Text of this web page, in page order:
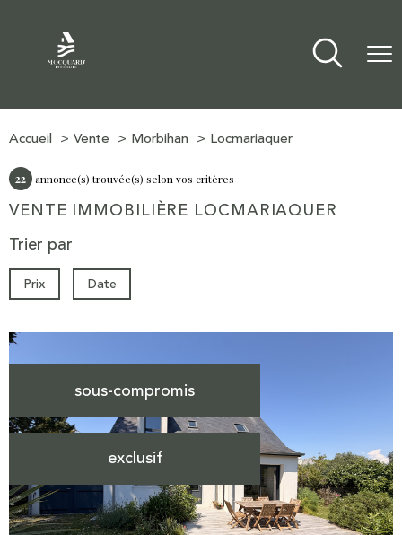
Accueil Vente Morbihan Locmariaquer
22 annonce(s) trouvée(s) selon vos critères
VENTE IMMOBILIÈRE LOCMARIAQUER
Trier par
Prix Date
sous-compromis
exclusif